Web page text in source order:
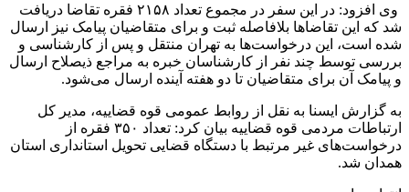
وی افزود: در این سفر در مجموع تعداد ۲۱۵۸ فقره تقاضا دریافت
شد که این تقاضاها بلافاصله ثبت و برای متقاضیان پیامک نیز ارسال
شده است، این درخواست‌ها به تهران منتقل و پس از کارشناسی و
بررسی توسط چند نفر از کارشناسان خبره به مراجع ذیصلاح ارسال
و پیامک آن برای متقاضیان تا دو هفته آینده ارسال می‌شود.
به گزارش ایسنا به نقل از روابط عمومی قوه قضاییه، مدیر کل
ارتباطات مردمی قوه قضاییه بیان کرد: تعداد ۳۵۰ فقره از
درخواست‌های غیر مرتبط با دستگاه قضایی تحویل استانداری استان
همدان شد.